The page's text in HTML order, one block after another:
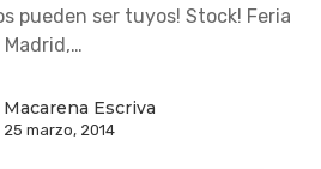
pueden ser tuyos! Stock! Feria
Macarena Escriva
25 marzo, 2014